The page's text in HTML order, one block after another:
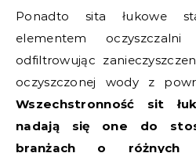
Ponadto sita łukowe
elementem oczyszczalni
odfiltrowując
oczyszczonej wody z
Wszechstronność sit
nadają się one do
branżach o różnych